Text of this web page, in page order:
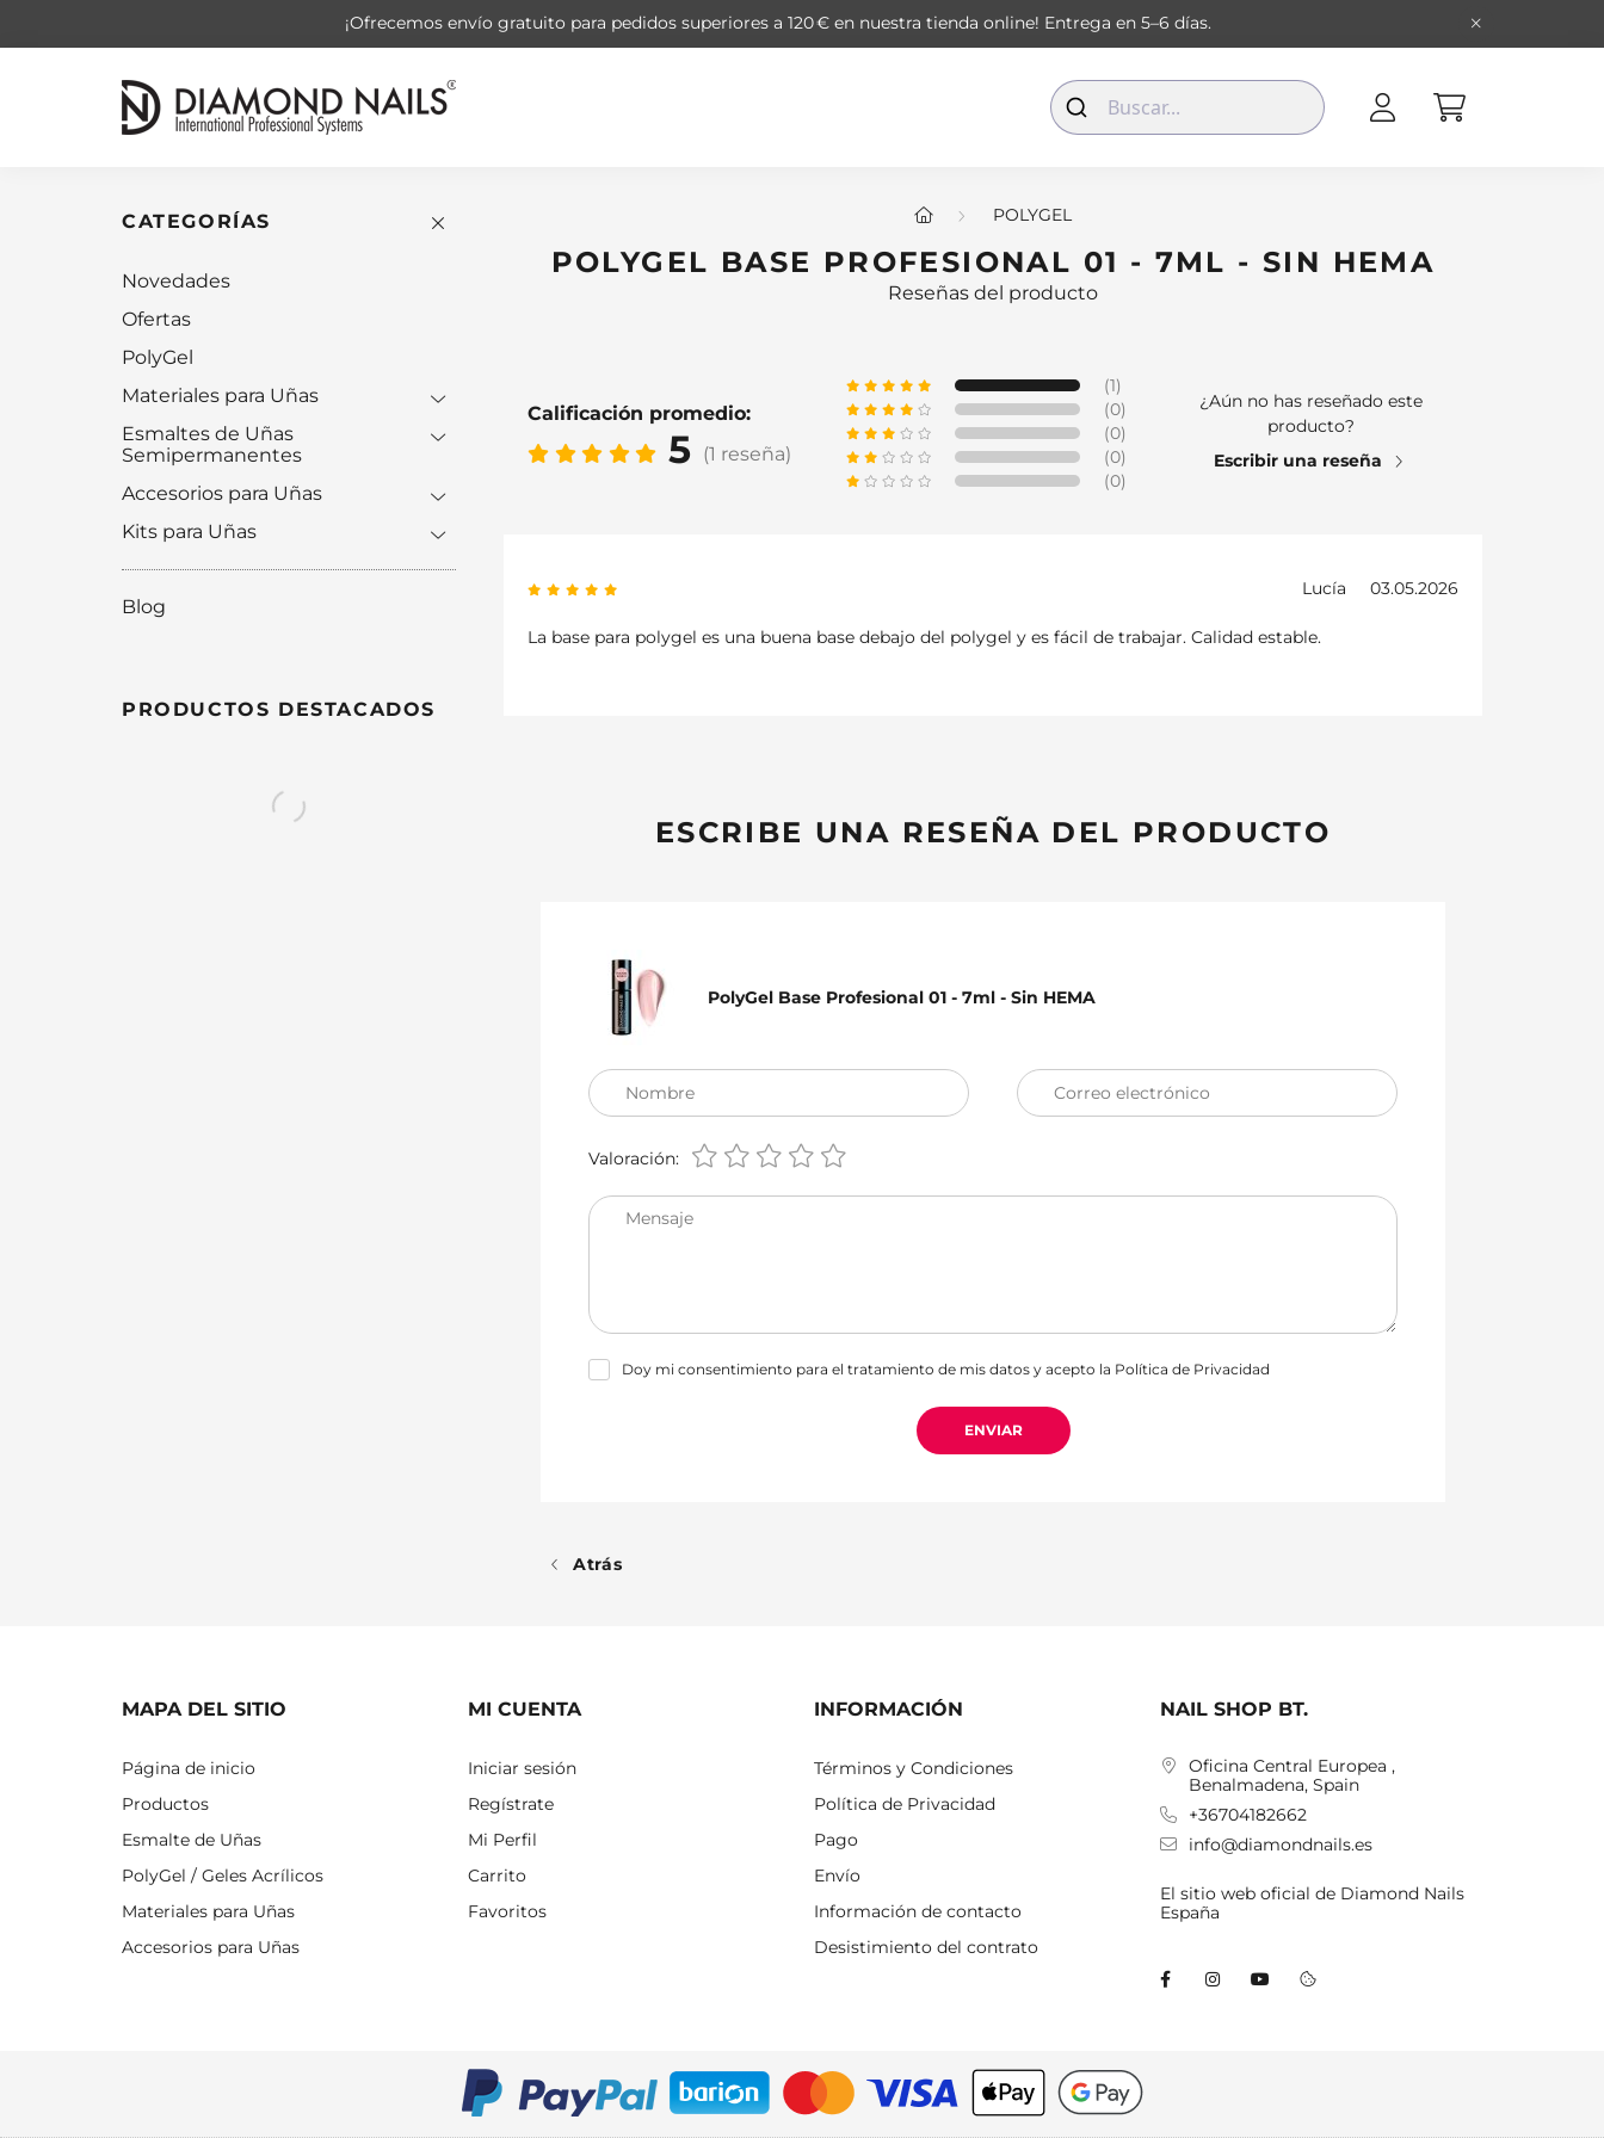
¡Ofrecemos envío gratuito para pedidos superiores a 120 € en nuestra tienda online! Entrega en 5–6 días.
CATEGORÍAS
Novedades
Ofertas
PolyGel
Materiales para Uñas
Esmaltes de Uñas
Semipermanentes
Accesorios para Uñas
Kits para Uñas
Blog
PRODUCTOS DESTACADOS
POLYGEL
POLYGEL BASE PROFESIONAL 01 - 7ML - SIN HEMA
Reseñas del producto
Calificación promedio:
5 (1 reseña)
(1)
(0)
(0)
(0)
(0)
¿Aún no has reseñado este
producto?
Escribir una reseña
Lucía 03.05.2026
La base para polygel es una buena base debajo del polygel y es fácil de trabajar. Calidad estable.
ESCRIBE UNA RESEÑA DEL PRODUCTO
PolyGel Base Profesional 01 - 7ml - Sin HEMA
Nombre Correo electrónico
Valoración:
Mensaje
Doy mi consentimiento para el tratamiento de mis datos y acepto la Política de Privacidad
ENVIAR
Atrás
MAPA DEL SITIO
Página de inicio
Productos
Esmalte de Uñas
PolyGel / Geles Acrílicos
Materiales para Uñas
Accesorios para Uñas
MI CUENTA
Iniciar sesión
Regístrate
Mi Perfil
Carrito
Favoritos
INFORMACIÓN
Términos y Condiciones
Política de Privacidad
Pago
Envío
Información de contacto
Desistimiento del contrato
NAIL SHOP BT.
Oficina Central Europea ,
Benalmadena, Spain
+36704182662
info@diamondnails.es
El sitio web oficial de Diamond Nails
España